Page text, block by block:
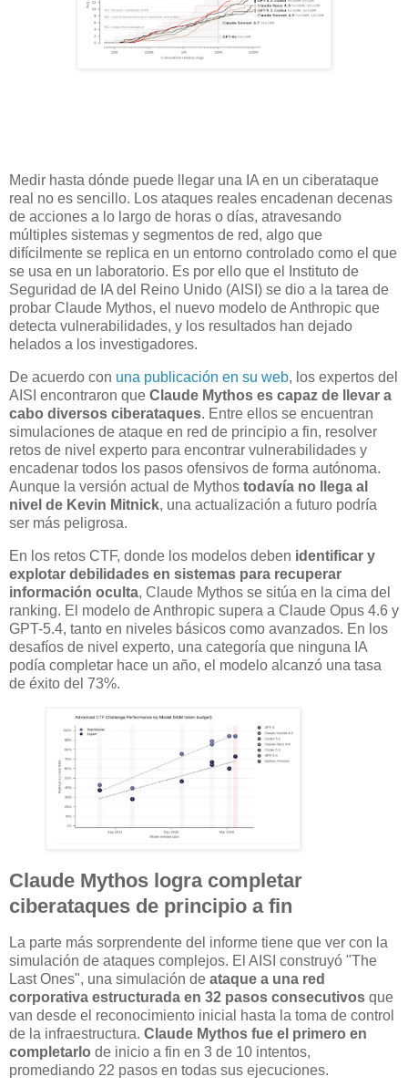
Medir hasta dónde puede llegar una IA en un ciberataque
real no es sencillo. Los ataques reales encadenan decenas
de acciones a lo largo de horas o días, atravesando
múltiples sistemas y segmentos de red, algo que
difícilmente se replica en un entorno controlado como el que
se usa en un laboratorio. Es por ello que el Instituto de
Seguridad de IA del Reino Unido (AISI) se dio a la tarea de
probar Claude Mythos, el nuevo modelo de Anthropic que
detecta vulnerabilidades, y los resultados han dejado
helados a los investigadores.
De acuerdo con una publicación en su web, los expertos del
AISI encontraron que Claude Mythos es capaz de llevar a
cabo diversos ciberataques. Entre ellos se encuentran
simulaciones de ataque en red de principio a fin, resolver
retos de nivel experto para encontrar vulnerabilidades y
encadenar todos los pasos ofensivos de forma autónoma.
Aunque la versión actual de Mythos todavía no llega al
nivel de Kevin Mitnick, una actualización a futuro podría
ser más peligrosa.
En los retos CTF, donde los modelos deben identificar y
explotar debilidades en sistemas para recuperar
información oculta, Claude Mythos se sitúa en la cima del
ranking. El modelo de Anthropic supera a Claude Opus 4.6 y
GPT-5.4, tanto en niveles básicos como avanzados. En los
desafíos de nivel experto, una categoría que ninguna IA
podía completar hace un año, el modelo alcanzó una tasa
de éxito del 73%.
Claude Mythos logra completar
ciberataques de principio a fin
La parte más sorprendente del informe tiene que ver con la
simulación de ataques complejos. El AISI construyó "The
Last Ones", una simulación de ataque a una red
corporativa estructurada en 32 pasos consecutivos que
van desde el reconocimiento inicial hasta la toma de control
de la infraestructura. Claude Mythos fue el primero en
completarlo de inicio a fin en 3 de 10 intentos,
promediando 22 pasos en todas sus ejecuciones.